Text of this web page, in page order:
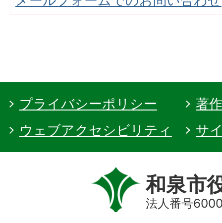
プライバシーポリシー
著
ウェブアクセシビリティ
サ
和泉市
法人番号